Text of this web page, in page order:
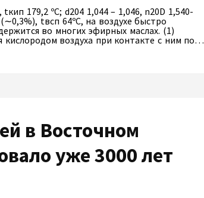
179,2 ºС; d204 1,044 – 1,046, n20D 1,540-
tвсп 64ºС, на воздухе быстро
во многих эфирных маслах. (1)
кислородом воздуха при контакте с ним по…
в Восточном
уже 3000 лет